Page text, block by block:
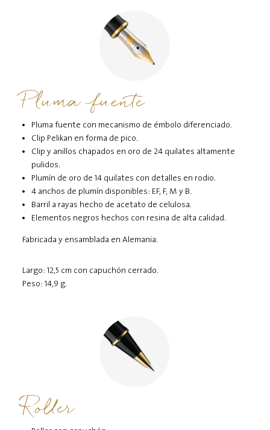
Pluma fuente
Pluma fuente con mecanismo de émbolo diferenciado.
Clip Pelikan en forma de pico.
Clip y anillos chapados en oro de 24 quilates altamente
pulidos.
Plumín de oro de 14 quilates con detalles en rodio.
4 anchos de plumín disponibles: EF, F, M y B.
Barril a rayas hecho de acetato de celulosa.
Elementos negros hechos con resina de alta calidad.
Fabricada y ensamblada en Alemania.
Largo: 12,5 cm con capuchón cerrado.
Peso: 14,9 g.
Roller